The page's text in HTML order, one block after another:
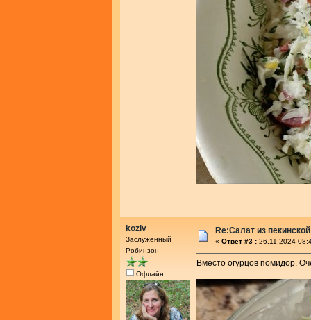
koziv
Заслуженный
Робинзон
Офлайн
Re:Салат из
« Ответ #3 : 26.11.2024
Вместо огурцов помидор.